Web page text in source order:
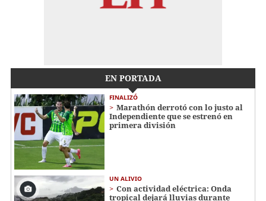
EN PORTADA
FINALIZÓ
Marathón derrotó con lo justo al
Independiente que se estrenó en
primera división
UN ALIVIO
Con actividad eléctrica: Onda
tropical dejará lluvias durante